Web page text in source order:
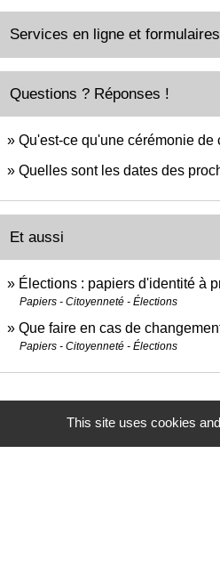
Services en ligne et formulaires
Questions ? Réponses !
Qu'est-ce qu'une cérémonie
Quelles sont les dates des
Et aussi
Élections : papiers d'identité à
Papiers - Citoyenneté - Élections
Que faire en cas de
Papiers - Citoyenneté - Élections
This site uses cookies